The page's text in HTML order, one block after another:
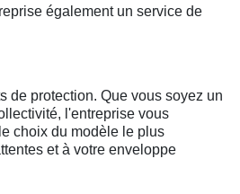
également un service de
de protection. Que vous soyez un
l'entreprise vous
choix du modèle le plus
et à votre enveloppe